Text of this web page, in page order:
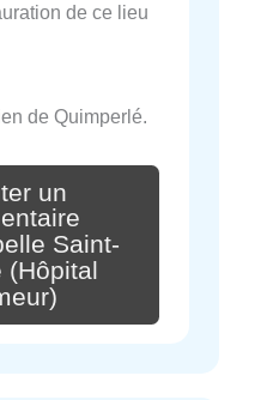
de ce lieu
de Quimperlé.
un
Saint-
(Hôpital